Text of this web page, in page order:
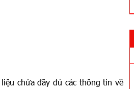
chứa đầy đủ các thông tin về